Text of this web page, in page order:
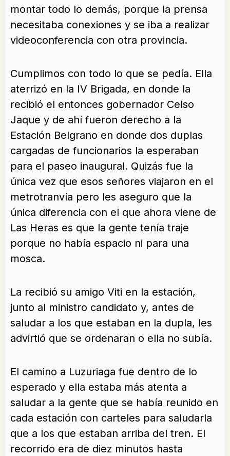
montar todo lo demás, porque la prensa
necesitaba conexiones y se iba a realizar
videoconferencia con otra provincia.
Cumplimos con todo lo que se pedía. Ella
aterrizó en la IV Brigada, en donde la
recibió el entonces gobernador Celso
Jaque y de ahí fueron derecho a la
Estación Belgrano en donde dos duplas
cargadas de funcionarios la esperaban
para el paseo inaugural. Quizás fue la
única vez que esos señores viajaron en el
metrotranvía pero les aseguro que la
única diferencia con el que ahora viene de
Las Heras es que la gente tenía traje
porque no había espacio ni para una
mosca.
La recibió su amigo Viti en la estación,
junto al ministro candidato y, antes de
saludar a los que estaban en la dupla, les
advirtió que se ordenaran o ella no subía.
El camino a Luzuriaga fue dentro de lo
esperado y ella estaba más atenta a
saludar a la gente que se había reunido en
cada estación con carteles para saludarla
que a los que estaban arriba del tren. El
recorrido era de diez minutos hasta